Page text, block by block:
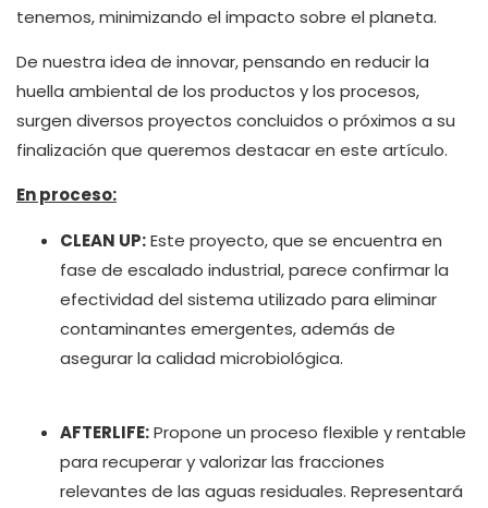
tenemos, minimizando el impacto sobre el planeta.
De nuestra idea de innovar, pensando en reducir la
huella ambiental de los productos y los procesos,
surgen diversos proyectos concluidos o próximos a su
finalización que queremos destacar en este artículo.
En proceso:
CLEAN UP:Este proyecto, que se encuentra en
fase de escalado industrial, parece confirmar la
efectividad del sistema utilizado para eliminar
contaminantes emergentes, además de
asegurar la calidad microbiológica.
AFTERLIFE:Propone un proceso flexible y rentable
para recuperar y valorizar las fracciones
relevantes de las aguas residuales. Representará